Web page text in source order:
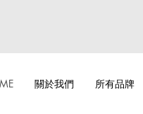
關於我們 所有品牌